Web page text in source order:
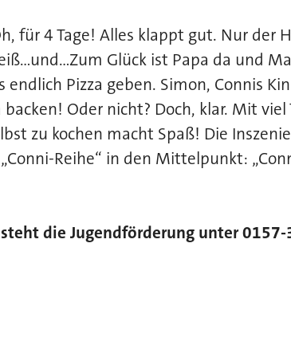
für 4 Tage! Alles klappt gut. Nur der
Glück ist Papa da und
endlich Pizza geben. Simon, Connis
Oder nicht? Doch, klar. Mit
zu kochen macht Spaß! Die
Reihe“ in den Mittelpunkt:
die Jugendförderung unter